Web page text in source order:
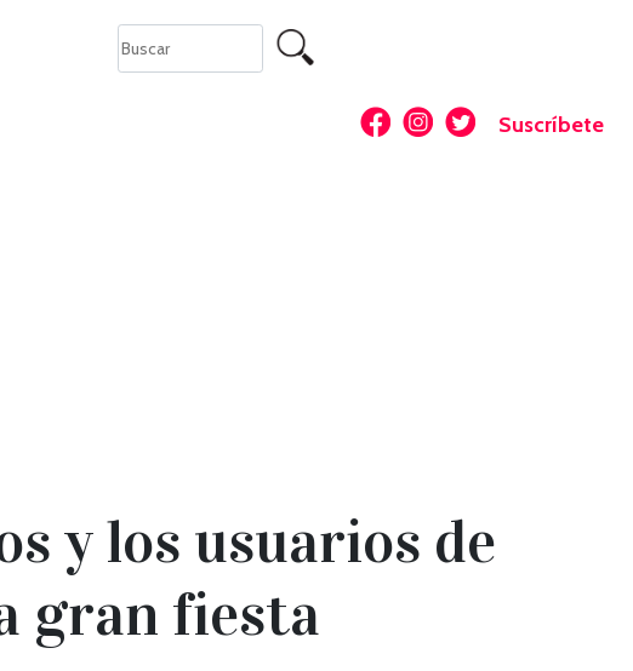
Suscríbete
y los usuarios de
gran fiesta